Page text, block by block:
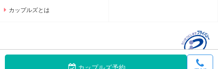
カップルズ予約
カップルズとは